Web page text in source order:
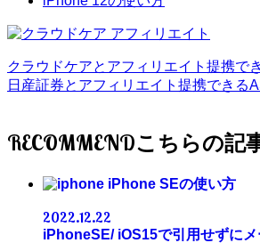
クラウドケアとアフィリエイト提携で
日産証券とアフィリエイト提携できる
RECOMMEND
iPhone SEの使い方
2022.12.22
iPhoneSE/ iOS15で引用せずに